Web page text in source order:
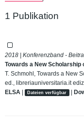
1 Publikation
2018 | Konferenzband -
Towards a New
T. Schmohl, Towards a New
ed., libreriauniversitaria.it
ELSA | Dateien verfügbar |